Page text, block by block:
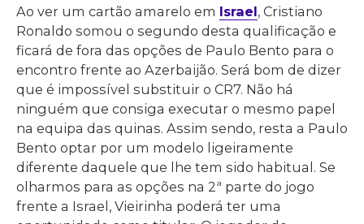
Ao ver um cartão amarelo em Israel, Cristiano
Ronaldo somou o segundo desta qualificação e
ficará de fora das opções de Paulo Bento para o
encontro frente ao Azerbaijão. Será bom de dizer
que é impossível substituir o CR7. Não há
ninguém que consiga executar o mesmo papel
na equipa das quinas. Assim sendo, resta a Paulo
Bento optar por um modelo ligeiramente
diferente daquele que lhe tem sido habitual. Se
olharmos para as opções na 2ª parte do jogo
frente a Israel, Vieirinha poderá ter uma